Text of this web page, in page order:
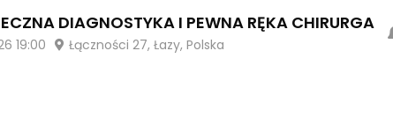
DIAGNOSTYKA I PEWNA RĘKA CHIRURGA
19:00 Łączności 27, Łazy, Polska